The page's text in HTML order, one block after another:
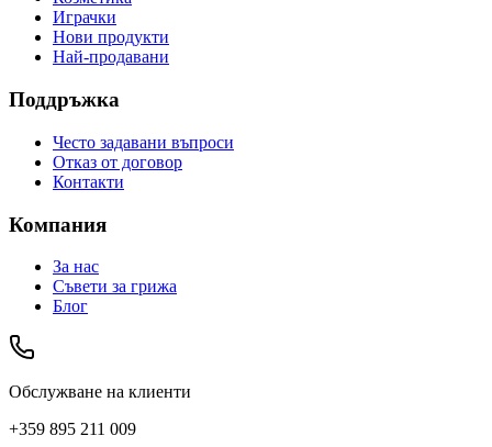
Играчки
Нови продукти
Най-продавани
Поддръжка
Често задавани въпроси
Отказ от договор
Контакти
Компания
За нас
Съвети за грижа
Блог
Обслужване на клиенти
+359 895 211 009